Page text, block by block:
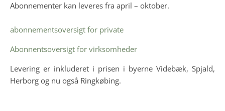
Abonnementer kan leveres fra april – oktober.
abonnementsoversigt for private
Abonnentsoversigt for virksomheder
Levering er inkluderet i prisen i byerne Videbæk, Spjald,
Herborg og nu også Ringkøbing.